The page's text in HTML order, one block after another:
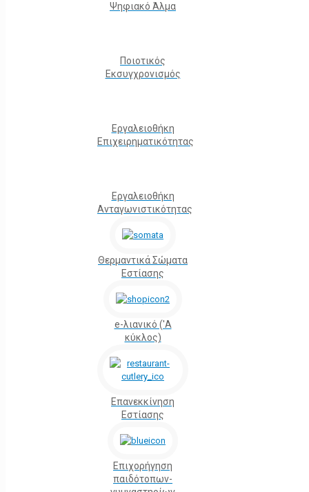
Ψηφιακό Άλμα
Ποιοτικός
Εκσυγχρονισμός
Εργαλειοθήκη
Eπιχειρηματικότητας
Εργαλειοθήκη
Ανταγωνιστικότητας
Θερμαντικά Σώματα
Εστίασης
e-λιανικό ('Α
κύκλος)
Επανεκκίνηση
Εστίασης
Επιχορήγηση
παιδότοπων-